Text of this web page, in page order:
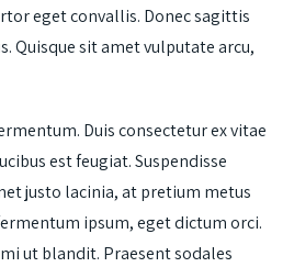
eget convallis. Donec sagittis
Quisque sit amet vulputate arcu,
Duis consectetur ex vitae
est feugiat. Suspendisse
justo lacinia, at pretium metus
ipsum, eget dictum orci.
ut blandit. Praesent sodales